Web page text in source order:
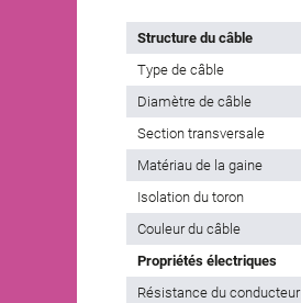
Structure du câble
Type de câble
Diamètre de câble
Section transversale
Matériau de la gaine
Isolation du toron
Couleur du câble
Propriétés électriques
Résistance du conducteur